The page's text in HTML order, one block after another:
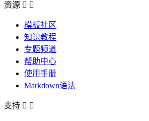
资源  
模板社区
知识教程
专题频道
帮助中心
使用手册
Markdown语法
支持  